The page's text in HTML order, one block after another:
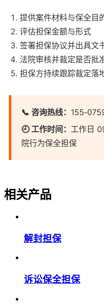
提供案件材料与保全目
评估担保金额与形式
签署担保协议并出具文
法院审核并裁定是否批
担保方持续跟踪裁定落
📞 咨询热线：
🕘 工作时间： 工作日
院行为保全担保
相关产品
解封担保
诉讼保全担保